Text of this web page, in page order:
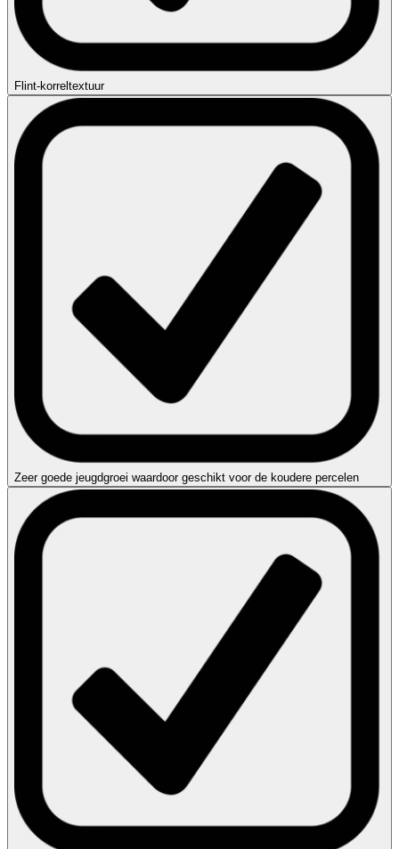
Flint-korreltextuur
Zeer goede jeugdgroei waardoor geschikt voor de koudere percelen